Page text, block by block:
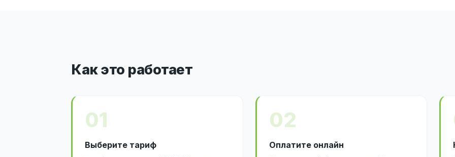
Как это работает
01
Выберите тариф
02
Оплатите онлайн